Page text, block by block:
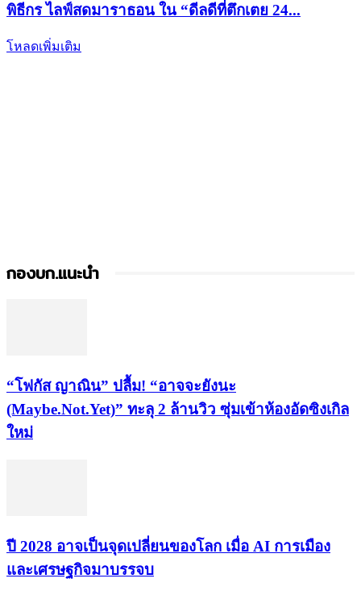
พิธีกร ไลฟ์สดมาราธอน ใน “ดีลดีที่ตึกเตย 24...
โหลดเพิ่มเติม
กองบก.แนะนำ
“โฟกัส ญาณิน” ปลื้ม! “อาจจะยังนะ
(Maybe.Not.Yet)” ทะลุ 2 ล้านวิว ซุ่มเข้าห้องอัดซิงเกิล
ใหม่
ปี 2028 อาจเป็นจุดเปลี่ยนของโลก เมื่อ AI การเมือง
และเศรษฐกิจมาบรรจบ